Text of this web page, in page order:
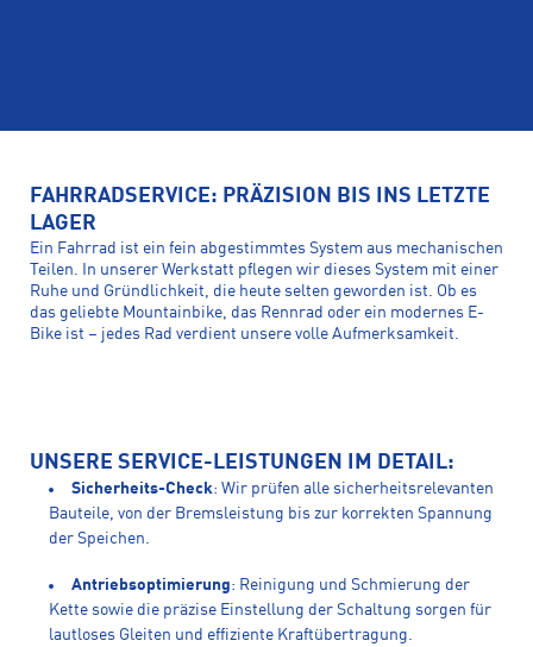
FAHRRADSERVICE: PRÄZISION BIS INS LETZTE
LAGER
Ein Fahrrad ist ein fein abgestimmtes System aus mechanischen
Teilen. In unserer Werkstatt pflegen wir dieses System mit einer
Ruhe und Gründlichkeit, die heute selten geworden ist. Ob es
das geliebte Mountainbike, das Rennrad oder ein modernes E-
Bike ist – jedes Rad verdient unsere volle Aufmerksamkeit.
UNSERE SERVICE-LEISTUNGEN IM DETAIL:
Sicherheits-Check: Wir prüfen alle sicherheitsrelevanten
Bauteile, von der Bremsleistung bis zur korrekten Spannung
der Speichen.
Antriebsoptimierung: Reinigung und Schmierung der
Kette sowie die präzise Einstellung der Schaltung sorgen für
lautloses Gleiten und effiziente Kraftübertragung.